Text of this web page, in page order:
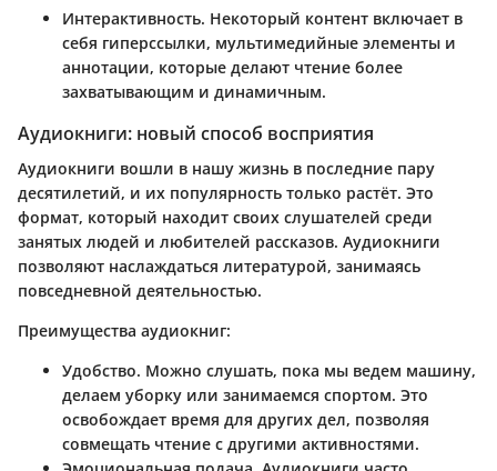
Интерактивность. Некоторый контент включает в
себя гиперссылки, мультимедийные элементы и
аннотации, которые делают чтение более
захватывающим и динамичным.
Аудиокниги: новый способ восприятия
Аудиокниги вошли в нашу жизнь в последние пару
десятилетий, и их популярность только растёт. Это
формат, который находит своих слушателей среди
занятых людей и любителей рассказов. Аудиокниги
позволяют наслаждаться литературой, занимаясь
повседневной деятельностью.
Преимущества аудиокниг:
Удобство. Можно слушать, пока мы ведем машину,
делаем уборку или занимаемся спортом. Это
освобождает время для других дел, позволяя
совмещать чтение с другими активностями.